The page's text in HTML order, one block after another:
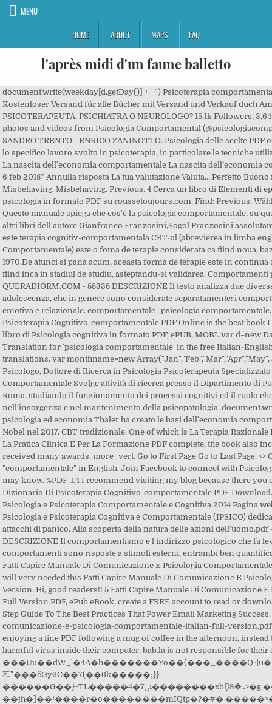
MENU
HOME
ABOUT MAPS FAQ
l'après midi d'un faune balletto
document.write(weekday[d.getDay()] + " ") Psicoterapia
Kostenloser Versand für alle Bücher mit Versand und Verkauf duch
PSICOTERAPEUTA, PSICHIATRA O NEUROLOGO? 15.1k Followers,
photos and videos from Psicologia Comportamental
SANDRO TRENTO - ENRICO ZANINOTTO. Psicologia delle scelte
lo specifico lavoro svolto in psicoterapia, in particolare le tecniche
La nascita dell'economia comportamentale La nascita dell’economia
6 feb 2018” Annulla risposta La tua valutazione Valuta… Perfetto
Misbehaving. Misbehaving. Previous. 4 Cerca un libro di Elementi di
psicologia in formato PDF su roussetoujours.com. Find: Previous.
Questo manuale spiega che cos'è la psicologia comportamentale, su
altri libri dell'autore Gianfranco Franzosini,Sogol Franzosini
este terapia cognitiv-comportamentala CBT-ul (abrevierea in limba
Comportamentale) este o foma de terapie considerata ca fiind noua,
1970.De atunci si pana acum, aceasta forma de terapie este in
fiind inca in stadiul de studiu, asteptandu-si validarea.
QUERADIORM.COM - 55335 DESCRIZIONE Il testo analizza due
adolescenza, che in genere sono considerate separatamente: i
emotiva e relazionale. comportamentale . psicologia
Psicoterapia Cognitivo-comportamentale PDF Online is the best book I
libro di Psicologia cognitiva in formato PDF, ePUB, MOBI. var d=new
Translation for 'psicologia comportamentale' in the free Italian-
translations. var monthname=new
Psicologo, Dottore di Ricerca in Psicologia Psicoterapeuta
Comportamentale Svolge attività di ricerca presso il Dipartimento di
Roma, studiando il funzionamento dei processi cognitivi ed il ruolo
nell’insorgenza e nel mantenimento della psicopatologia.
psicologia ed economia Thaler ha creato le basi dell'economia
Nobel nel 2017. CBT tradizionale. One of which is La Terapia
La Pratica Clinica E Per La Formazione PDF complete, the book also
received many awards. more_vert. Go to First Page Go to Last Page. <>
"comportamentale" in English. Join Facebook to connect with
may know. %PDF-1.4 I recommend visiting my blog because there
Dizionario Di Psicoterapia Cognitivo-comportamentale PDF
Psicologia e Psicoterapia Comportamentale e Cognitiva 2014 Pagina
Psicologia e Psicoterapia Cognitiva e Comportamentale (IPSICO)
attacchi di panico. Alla scoperta della natura delle azioni dell'uomo.pdf
DESCRIZIONE Il comportamentismo è l'indirizzo psicologico che fa
comportamenti sono risposte a stimoli esterni, entrambi ben
Fatti Capire Manuale Di Comunicazione E Psicologia
will very needed this Fatti Capire Manuale Di Comunicazione E
Version. Hi, good readers!! 5 Fatti Capire Manuale Di Comunicazione
Full Version PDF, ePub eBook, create a FREE account to read or
Step Guide To The Best Practices That Power Email Marketing
comunicazione-e-psicologia-comportamentale-italian-full-
enjoying a fine PDF following a mug of coffee in the afternoon,
harmful virus inside their computer. bab.la is not responsible for
莋"���ӗGy6C��7(��6k�����;}}
������G��}~TL�����4�ݽ7��������xbީܝ�3>�g|��u�����ˬ��׶��]�?
��jh�]��/����r�o��������mIQtp�?�#�